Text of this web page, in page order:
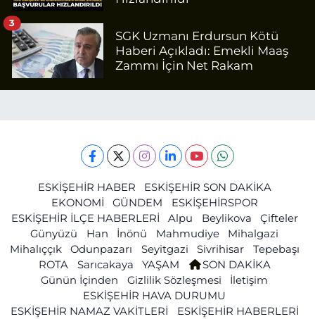
SGK Uzmanı Erdursun Kötü
Haberi Açıkladı: Emekli Maaş
Zammı İçin Net Rakam
3
ESKİŞEHİR HABER
ESKİŞEHİR SON DAKİKA
EKONOMİ
GÜNDEM
ESKİŞEHİRSPOR
ESKİŞEHİR İLÇE HABERLERİ
Alpu Beylikova
Çifteler
Günyüzü
Han İnönü Mahmudiye
Mihalgazi
Mihalıççık
Odunpazarı Seyitgazi Sivrihisar
Tepebaşı
ROTA
Sarıcakaya YAŞAM
SON DAKİKA
Günün İçinden
Gizlilik Sözleşmesi
İletişim
ESKİŞEHİR HAVA DURUMU
ESKİŞEHİR NAMAZ VAKİTLERİ
ESKİŞEHİR HABERLERİ